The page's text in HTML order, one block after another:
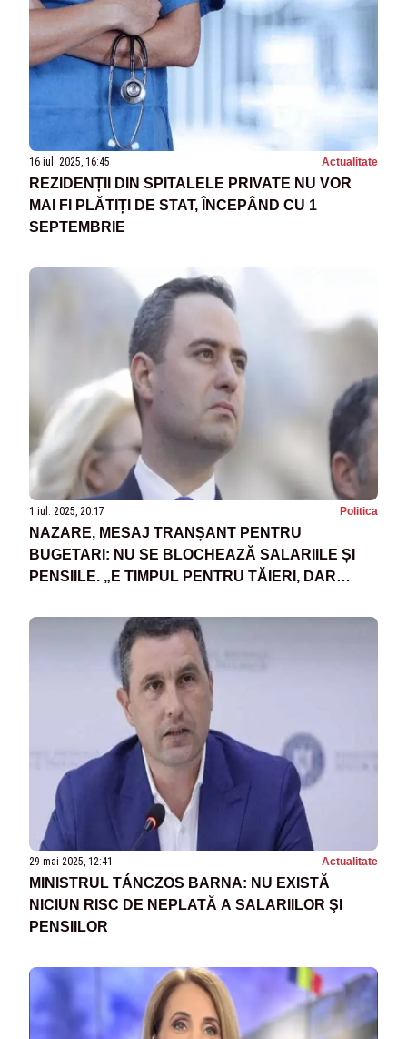
16 iul. 2025, 16:45 Actualitate
REZIDENȚII DIN SPITALELE PRIVATE NU VOR
MAI FI PLĂTIȚI DE STAT, ÎNCEPÂND CU 1
SEPTEMBRIE
1 iul. 2025, 20:17 Politica
NAZARE, MESAJ TRANȘANT PENTRU
BUGETARI: NU SE BLOCHEAZĂ SALARIILE ȘI
PENSIILE. „E TIMPUL PENTRU TĂIERI, DAR
29 mai 2025, 12:41 Actualitate
MINISTRUL TÁNCZOS BARNA: NU EXISTĂ
NICIUN RISC DE NEPLATĂ A SALARIILOR ŞI
PENSIILOR